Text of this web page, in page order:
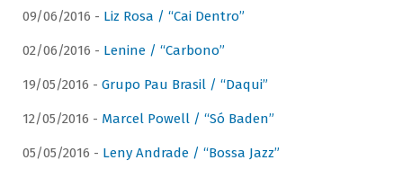
09/06/2016 - Liz Rosa / “Cai Dentro”
02/06/2016 - Lenine / “Carbono”
19/05/2016 - Grupo Pau Brasil / “Daqui”
12/05/2016 - Marcel Powell / “Só Baden”
05/05/2016 - Leny Andrade / “Bossa Jazz”